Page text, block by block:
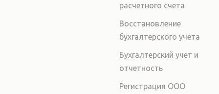
расчетного счета
Восстановление
бухгалтерского учета
Бухгалтерский учет и
отчетность
Регистрация ООО